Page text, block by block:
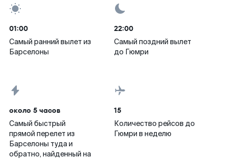
01:00
Самый ранний вылет из
Барселоны
22:00
Самый поздний вылет
до Гюмри
около 5 часов
Самый быстрый
прямой перелет из
Барселоны туда и
обратно, найденный на
15
Количество рейсов до
Гюмри в неделю